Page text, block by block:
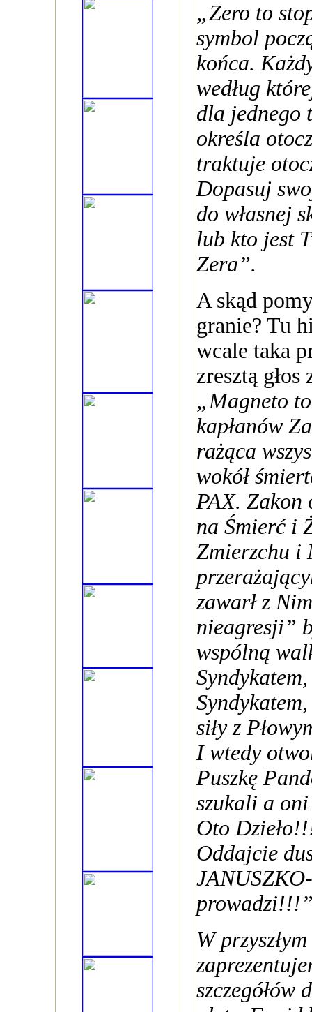
„Zero to
symbol
końca.
według
dla jednego
określa
traktuje
Dopasuj
do własnej
lub kto jest
Zera”.
A skąd
granie? Tu
wcale taka
zresztą głos
„Magneto
kapłanów
rażąca
wokół
PAX. Zakon
na Śmierć i
Zmierzchu i
zawarł z
nieagresji”
wspólną
Syndykatem,
siły z
I wtedy
Puszkę
szukali a
Oto
Oddajcie
W
szczegółów